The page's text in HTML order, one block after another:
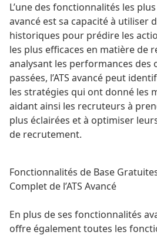
L’une des fonctionnalités les
avancé est sa capacité à utiliser
historiques pour prédire les
les plus efficaces en matière de
analysant les performances des
passées, l’ATS avancé peut
les stratégies qui ont donné les
aidant ainsi les recruteurs à
plus éclairées et à optimiser
de recrutement.
Fonctionnalités de Base
Complet de l’ATS Avancé
En plus de ses fonctionnalités
offre également toutes les